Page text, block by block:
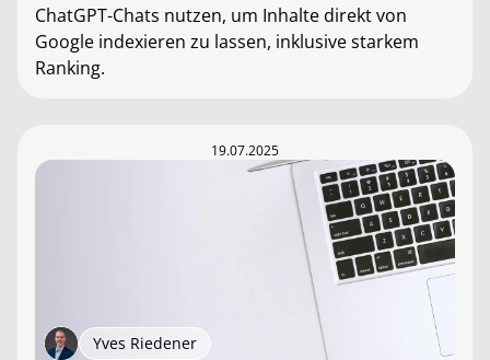
ChatGPT-Chats nutzen, um Inhalte direkt von
Google indexieren zu lassen, inklusive starkem
Ranking.
19.07.2025
Yves Riedener